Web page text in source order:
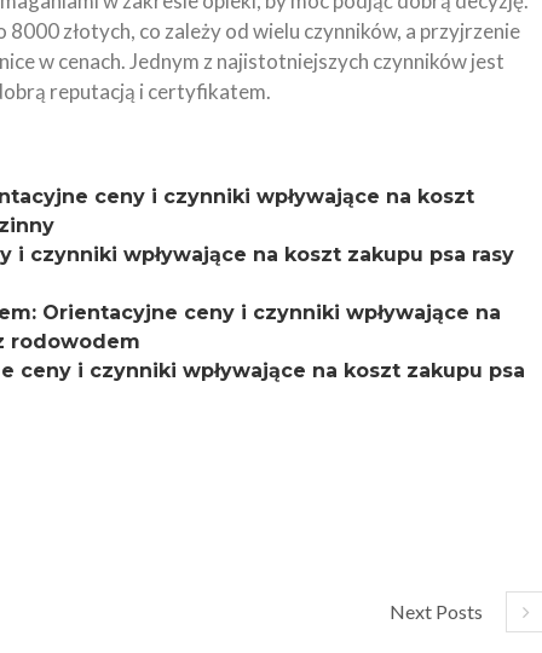
złotych, co zależy od wielu czynników, a przyjrzenie
w cenach. Jednym z najistotniejszych czynników jest
reputacją i certyfikatem.
ceny i czynniki wpływające na koszt
i czynniki wpływające na koszt zakupu psa rasy
Orientacyjne ceny i czynniki wpływające na
rodowodem
ceny i czynniki wpływające na koszt zakupu psa
Next Posts